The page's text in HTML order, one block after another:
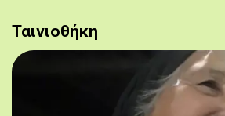
Ταινιοθήκη